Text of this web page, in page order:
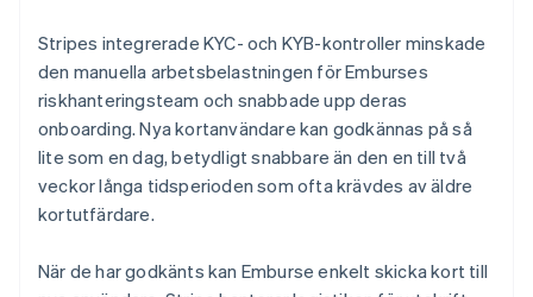
Stripes integrerade KYC- och KYB-kontroller minskade
den manuella arbetsbelastningen för Emburses
riskhanteringsteam och snabbade upp deras
onboarding. Nya kortanvändare kan godkännas på så
lite som en dag, betydligt snabbare än den en till två
veckor långa tidsperioden som ofta krävdes av äldre
kortutfärdare.
När de har godkänts kan Emburse enkelt skicka kort till